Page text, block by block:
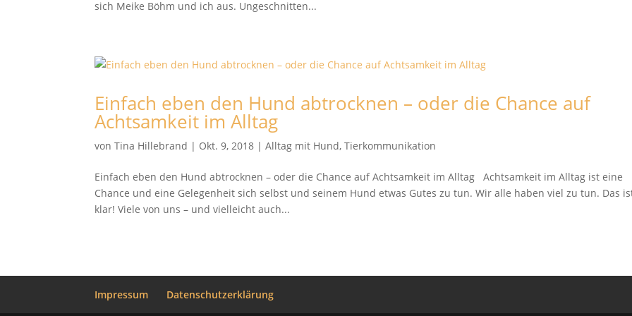
sich Meike Böhm und ich aus. Ungeschnitten...
Einfach eben den Hund abtrocknen – oder die Chance auf
Achtsamkeit im Alltag
vonTina Hillebrand | Okt. 9, 2018 |Alltag mit Hund,Tierkommunikation
Einfach eben den Hund abtrocknen – oder die Chance auf Achtsamkeit im Alltag Achtsamkeit im Alltag ist eine
Chance und eine Gelegenheit sich selbst und seinem Hund etwas Gutes zu tun. Wir alle haben viel zu tun. Das
klar! Viele von uns – und vielleicht auch...
Impressum Datenschutzerklärung